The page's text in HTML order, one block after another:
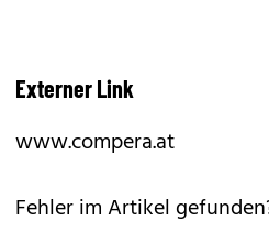
Externer Link
www.compera.at
Fehler im Artikel